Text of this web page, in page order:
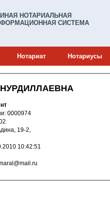
НОТАРИАЛЬНАЯ
СИСТЕМА
Нотариат Нотариусы
Номер государственной лицензии: 0000974
19-2,
регистрации: 02.10.2010 10:42:51